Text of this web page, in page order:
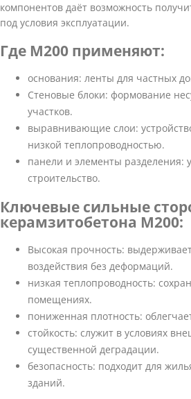
компонентов даёт возможность
под условия эксплуатации.
Где M200 применяют:
основания: ленты для частных
Стеновые блоки: формование
участков.
выравнивающие слои:
низкой теплопроводностью.
панели и элементы разделения:
строительство.
Ключевые сильные
керамзитобетона M200:
Высокая прочность:
воздействия без деформаций.
низкая теплопроводность:
помещениях.
пониженная плотность:
стойкость: служит в условиях
существенной деградации.
безопасность: подходит для
зданий.